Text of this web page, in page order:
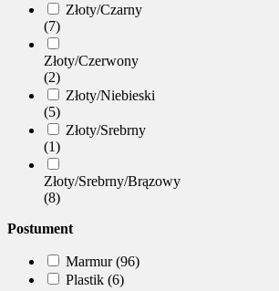
Złoty/Czarny
(7)
Złoty/Czerwony
(2)
Złoty/Niebieski
(5)
Złoty/Srebrny
(1)
Złoty/Srebrny/Brązowy
(8)
Postument
Marmur (96)
Plastik (6)